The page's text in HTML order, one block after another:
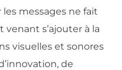
messages ne fait
s’ajouter à la
visuelles et sonores
de